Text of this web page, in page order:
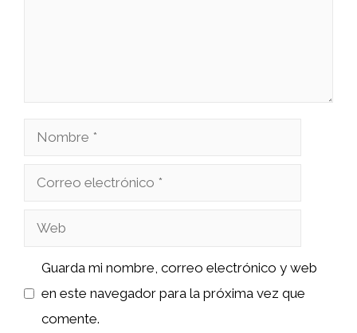
Nombre
Correo
Web
Guarda mi nombre, correo electrónico y web
en este navegador para la próxima vez que
comente.